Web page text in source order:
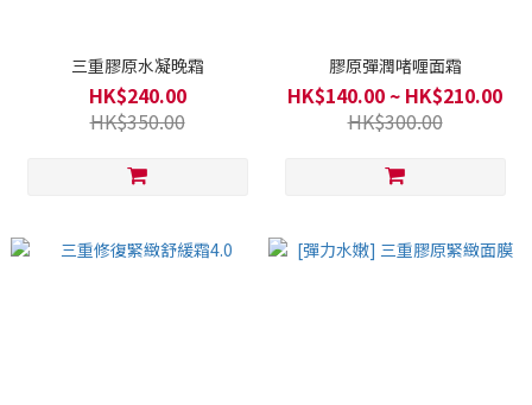
三重膠原水凝晚霜
HK$240.00
HK$350.00
膠原彈潤啫喱面霜
HK$140.00 ~ HK$210.00
HK$300.00